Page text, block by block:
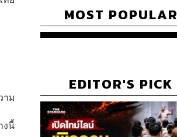
าม
งนี้
MOST POPULAR
EDITOR'S PICK